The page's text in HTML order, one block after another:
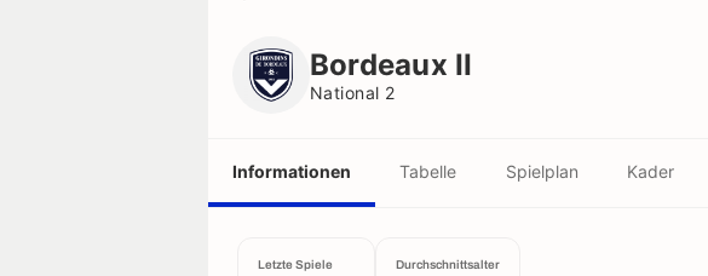
Bordeaux II
National 2
Informationen Tabelle Spielplan Kader
Letzte Spiele Durchschnittsalter